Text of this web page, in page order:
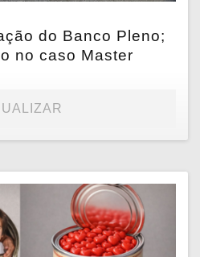
do Banco Pleno;
no caso Master